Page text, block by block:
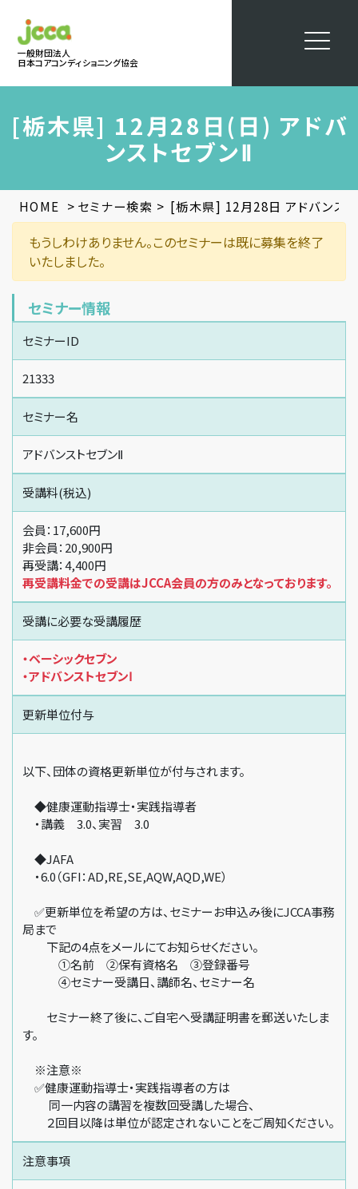
一般財団法人
日本コアコンディショニング協会
[栃木県] 12月28日(日) アドバ
ンストセブンⅡ
HOME > セミナー検索 > [栃木県] 12月28日 アドバンスト
もうしわけありません。このセミナーは既に募集を終了
いたしました。
セミナー情報
セミナーID
21333
セミナー名
アドバンストセブンⅡ
受講料(税込)
会員：17,600円
非会員：20,900円
再受講：4,400円
再受講料金での受講はJCCA会員の方のみとなっております。
受講に必要な受講履歴
・ベーシックセブン
・アドバンストセブンⅠ
更新単位付与
以下、団体の資格更新単位が付与されます。
◆健康運動指導士・実践指導者
・講義 3.0、実習 3.0
◆JAFA
・6.0（GFI：AD,RE,SE,AQW,AQD,WE）
✅更新単位を希望の方は、セミナーお申込み後にJCCA事務
局まで
下記の4点をメールにてお知らせください。
①名前 ②保有資格名 ③登録番号
④セミナー受講日、講師名、セミナー名
セミナー終了後に、ご自宅へ受講証明書を郵送いたしま
す。
※注意※
✅健康運動指導士・実践指導者の方は
同一内容の講習を複数回受講した場合、
２回目以降は単位が認定されないことをご周知ください。
注意事項